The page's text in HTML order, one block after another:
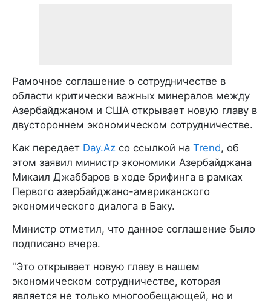
Рамочное соглашение о сотрудничестве в
области критически важных минералов между
Азербайджаном и США открывает новую главу в
двустороннем экономическом сотрудничестве.
Как передает Day.Az со ссылкой на Trend, об
этом заявил министр экономики Азербайджана
Микаил Джаббаров в ходе брифинга в рамках
Первого азербайджано-американского
экономического диалога в Баку.
Министр отметил, что данное соглашение было
подписано вчера.
"Это открывает новую главу в нашем
экономическом сотрудничестве, которая
является не только многообещающей, но и